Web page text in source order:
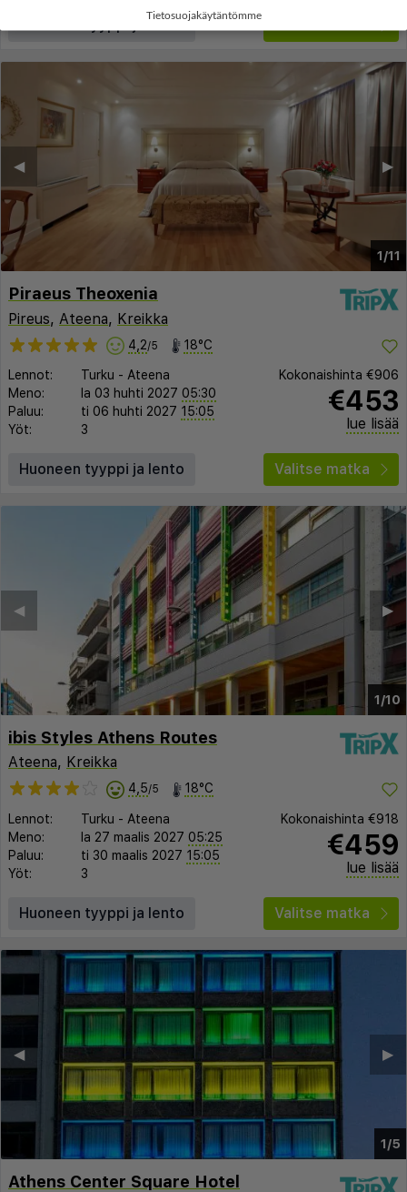
Huoneen tyyppi ja lento
1/11
▶︎
◀︎
Piraeus Theoxenia
Pireus, Ateena, Kreikka
4,2/5 18°C
Lennot: Turku - Ateena
Meno:
la 03 huhti 2027 05:30
Paluu:
ti 06 huhti 2027 15:05
Yöt:
3
Kokonaishinta €906
€453
lue lisää
Huoneen tyyppi ja lento Valitse matka
1/10
▶︎
◀︎
ibis Styles Athens Routes
Ateena, Kreikka
4,5/5 18°C
Lennot: Turku - Ateena
Meno:
la 27 maalis 2027 05:25
Paluu:
ti 30 maalis 2027 15:05
Yöt:
3
Kokonaishinta €918
€459
lue lisää
Huoneen tyyppi ja lento Valitse matka
1/5
▶︎
◀︎
Athens Center Square Hotel
Tietosuojakäytäntömme